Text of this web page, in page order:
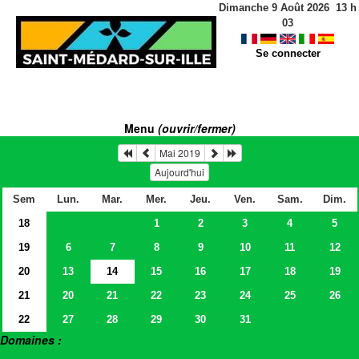
Dimanche 9 Août 2026 13 h
03
Se connecter
Menu (ouvrir/fermer)
Mai 2019
Aujourd'hui
Sem Lun. Mar. Mer. Jeu. Ven. Sam.
Dim.
18
1 2 3 4
5
19
6 7 8 9 10 11
12
20
13 14 15 16 17 18
19
21
20 21 22 23 24 25
26
22
27 28 29 30 31
Domaines :